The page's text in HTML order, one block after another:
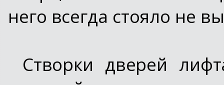
него всегда стояло не
Створки дверей